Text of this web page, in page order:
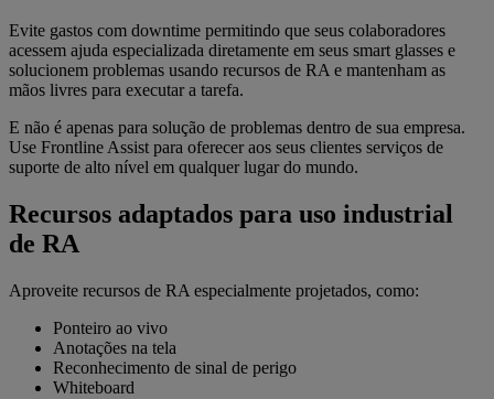
Evite gastos com downtime permitindo que seus colaboradores
acessem ajuda especializada diretamente em seus smart glasses e
solucionem problemas usando recursos de RA e mantenham as
mãos livres para executar a tarefa.
E não é apenas para solução de problemas dentro de sua empresa.
Use Frontline Assist para oferecer aos seus clientes serviços de
suporte de alto nível em qualquer lugar do mundo.
Recursos adaptados para uso industrial
de RA
Aproveite recursos de RA especialmente projetados, como:
Ponteiro ao vivo
Anotações na tela
Reconhecimento de sinal de perigo
Whiteboard